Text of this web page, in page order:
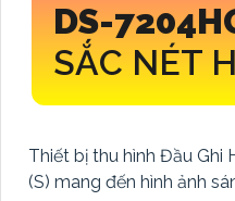
DS-
SẮC NÉT
Thiết bị thu hình Đầu Ghi
(S) mang đến hình ảnh